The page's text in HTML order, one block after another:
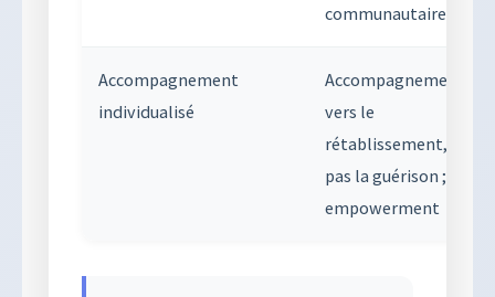
communautaires
Accompagnement
individualisé
Accompagnement
vers le
rétablissement,
pas la guérison ;
empowerment